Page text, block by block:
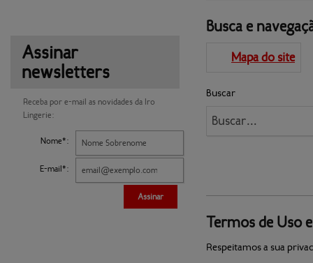
Assinar
newsletters
Receba por e-mail as novidades da Iro
Lingerie:
Nome*:
E-mail*:
Assinar
Busca e
Mapa do site
Termos de Uso
Respeitamos a sua